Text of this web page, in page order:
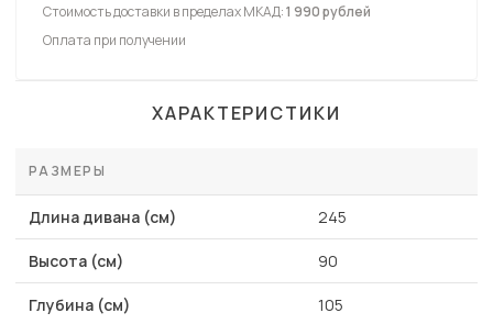
Стоимость доставки в пределах МКАД:1 990 рублей
Оплата при получении
ХАРАКТЕРИСТИКИ
РАЗМЕРЫ
Длина дивана (см) 245
Высота (см) 90
Глубина (см) 105